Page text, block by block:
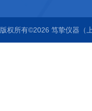
版权所有©2026 笃挚仪器（